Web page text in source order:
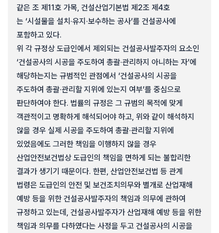
같은 조 제11호 가목, 건설산업기본법 제2조 제4호
는 ‘시설물을 설치·유지·보수하는 공사’를 건설공사에
포함하고 있다.
위 각 규정상 도급인에서 제외되는 건설공사발주자의 요소인
‘건설공사의 시공을 주도하여 총괄·관리하지 아니하는 자’에
해당하는지는 규범적인 관점에서 ‘건설공사의 시공을
주도하여 총괄·관리할 지위에 있는지 여부’를 중심으로
판단하여야 한다. 법률의 규정은 그 규범의 목적에 맞게
객관적이고 명확하게 해석되어야 하고, 위와 같이 해석하지
않을 경우 실제 시공을 주도하여 총괄·관리할 지위에
있었음에도 그러한 책임을 이행하지 않을 경우
산업안전보건법상 도급인의 책임을 면하게 되는 불합리한
결과가 생기기 때문이다. 한편, 산업안전보건법 등 관계
법령은 도급인의 안전 및 보건조치의무와 별개로 산업재해
예방 등을 위한 건설공사발주자의 책임과 의무에 관하여
규정하고 있는데, 건설공사발주자가 산업재해 예방 등을 위한
책임과 의무를 다하였다는 사정을 두고 건설공사의 시공을